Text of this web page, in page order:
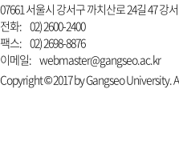
07661 서울시 강서구 까치산로 24길 47 강
전화: 02) 2600-2400
팩스: 02) 2698-8876
이메일: webmaster@gangseo.ac.kr
Copyright © 2017 by Gangseo University.